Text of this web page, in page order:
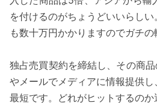
を付けるのがちょうどいいらし
も数十万円かかりますのでガチの
独占売買契約を締結し、その商
やメールでメディアに情報提供
最短です。どれがヒットするの